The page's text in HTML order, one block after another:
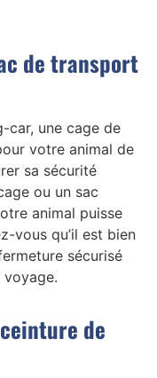
de transport
car, une cage de
votre animal de
sa sécurité
ou un sac
animal puisse
vous qu’il est bien
sécurisé
de